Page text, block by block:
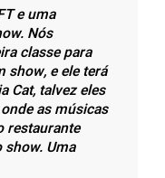
e uma
Nós
classe para
show, e ele terá
Cat, talvez eles
as músicas
restaurante
show. Uma